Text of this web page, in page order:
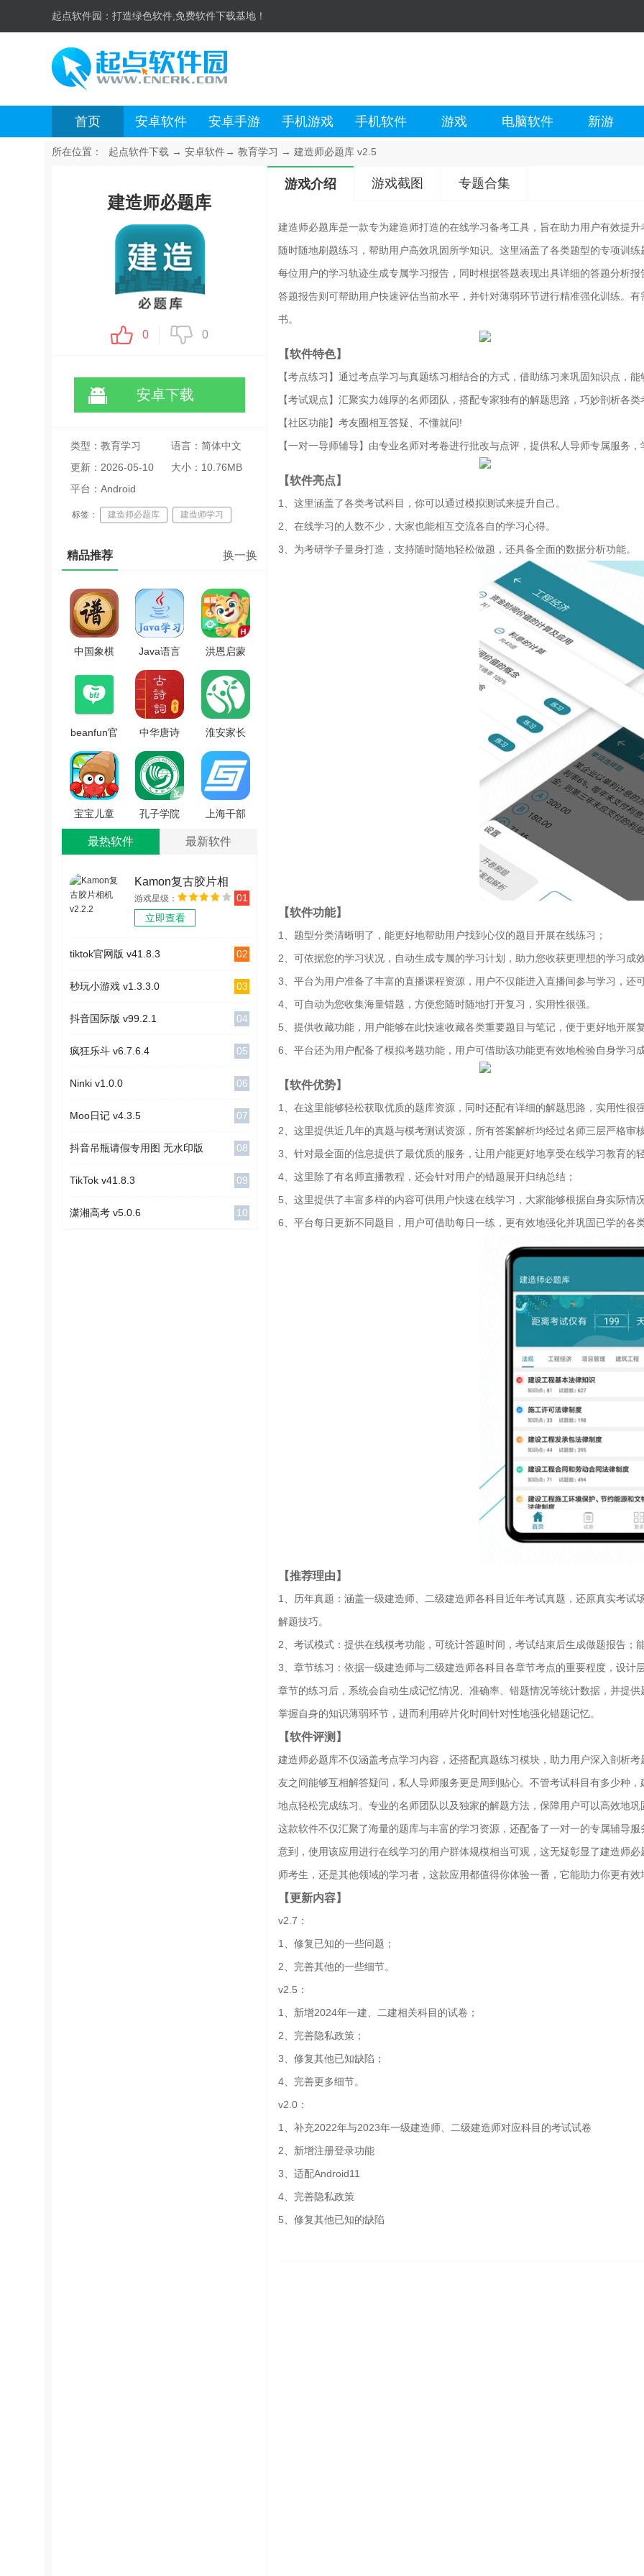
起点软件园： 打造绿色软件,免费软件下载基地！
首页 安卓软件 安卓手游 手机游戏 手机软件 游戏 电脑软件 新游
所在位置： 起点软件下载 → 安卓软件→ 教育学习 → 建造师必题库 v2.5
建造师必题库
0 0
安卓下载
类型：教育学习
语言：简体中文
更新：2026-05-10
12:41:11
大小：10.76MB
平台：Android
标签： 建造师必题库 建造师学习
精品推荐 换一换
中国象棋
版 V59.97
Java语言
学习官方
正版
V5.2.3.1
洪恩启蒙
编程官方
最新版
V2.7.5
beanfun官
方正版
V2.0.21
中华唐诗
宋词官方
最新版
V1.2.6
淮安家长
网官方版
V1.0.3
宝宝儿童
海洋王国
安卓版
孔子学院
手机免费
上海干部
最热软件 最新软件
Kamon复古胶片相
机 v2.2.2
游戏星级：
立即查看
01
tiktok官网版 v41.8.3 02
秒玩小游戏 v1.3.3.0 03
抖音国际版 v99.2.1 04
疯狂乐斗 v6.7.6.4 05
Ninki v1.0.0 06
Moo日记 v4.3.5 07
抖音吊瓶请假专用图 无水印版 08
TikTok v41.8.3 09
潇湘高考 v5.0.6 10
游戏介绍 游戏截图 专题合集
建造师必题库是一款专为建造师打造的在线学习备考工具，旨在助力用户有效提
随时随地刷题练习，帮助用户高效巩固所学知识。这里涵盖了各类题型的专项训
每位用户的学习轨迹生成专属学习报告，同时根据答题表现出具详细的答题分析
答题报告则可帮助用户快速评估当前水平，并针对薄弱环节进行精准强化训练。
书。
【软件特色】
【考点练习】通过考点学习与真题练习相结合的方式，借助练习来巩固知识点，
【考试观点】汇聚实力雄厚的名师团队，搭配专家独有的解题思路，巧妙剖析各
【社区功能】考友圈相互答疑、不懂就问!
【一对一导师辅导】由专业名师对考卷进行批改与点评，提供私人导师专属服务
【软件亮点】
1、这里涵盖了各类考试科目，你可以通过模拟测试来提升自己。
2、在线学习的人数不少，大家也能相互交流各自的学习心得。
3、为考研学子量身打造，支持随时随地轻松做题，还具备全面的数据分析功能。
【软件功能】
1、题型分类清晰明了，能更好地帮助用户找到心仪的题目开展在线练习；
2、可依据您的学习状况，自动生成专属的学习计划，助力您收获更理想的学习成
3、平台为用户准备了丰富的直播课程资源，用户不仅能进入直播间参与学习，还
4、可自动为您收集海量错题，方便您随时随地打开复习，实用性很强。
5、提供收藏功能，用户能够在此快速收藏各类重要题目与笔记，便于更好地开展
6、平台还为用户配备了模拟考题功能，用户可借助该功能更有效地检验自身学习
【软件优势】
1、在这里能够轻松获取优质的题库资源，同时还配有详细的解题思路，实用性很
2、这里提供近几年的真题与模考测试资源，所有答案解析均经过名师三层严格审
3、针对最全面的信息提供了最优质的服务，让用户能更好地享受在线学习教育的
4、这里除了有名师直播教程，还会针对用户的错题展开归纳总结；
5、这里提供了丰富多样的内容可供用户快速在线学习，大家能够根据自身实际情
6、平台每日更新不同题目，用户可借助每日一练，更有效地强化并巩固已学的各
【推荐理由】
1、历年真题：涵盖一级建造师、二级建造师各科目近年考试真题，还原真实考
解题技巧。
2、考试模式：提供在线模考功能，可统计答题时间，考试结束后生成做题报告；
3、章节练习：依据一级建造师与二级建造师各科目各章节考点的重要程度，设计
章节的练习后，系统会自动生成记忆情况、准确率、错题情况等统计数据，并提
掌握自身的知识薄弱环节，进而利用碎片化时间针对性地强化错题记忆。
【软件评测】
建造师必题库不仅涵盖考点学习内容，还搭配真题练习模块，助力用户深入剖析
友之间能够互相解答疑问，私人导师服务更是周到贴心。不管考试科目有多少种
地点轻松完成练习。专业的名师团队以及独家的解题方法，保障用户可以高效地
这款软件不仅汇聚了海量的题库与丰富的学习资源，还配备了一对一的专属辅导
意到，使用该应用进行在线学习的用户群体规模相当可观，这无疑彰显了建造师
师考生，还是其他领域的学习者，这款应用都值得你体验一番，它能助力你更有
【更新内容】
v2.7：
1、修复已知的一些问题；
2、完善其他的一些细节。
v2.5：
1、新增2024年一建、二建相关科目的试卷；
2、完善隐私政策；
3、修复其他已知缺陷；
4、完善更多细节。
v2.0：
1、补充2022年与2023年一级建造师、二级建造师对应科目的考试试卷
2、新增注册登录功能
3、适配Android11
4、完善隐私政策
5、修复其他已知的缺陷